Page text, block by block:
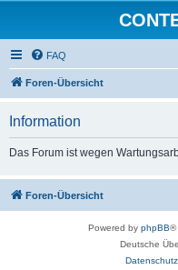
FAQ
Foren-Übersicht
Information
Das Forum ist wegen
Foren-Übersicht
Powered by phpBB®
Deutsche
Datenschutz